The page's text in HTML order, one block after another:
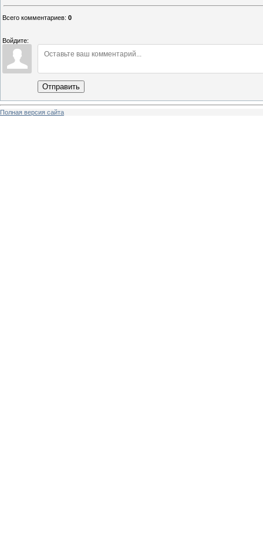
Всего комментариев: 0
Войдите:
Отправить
Полная версия сайта